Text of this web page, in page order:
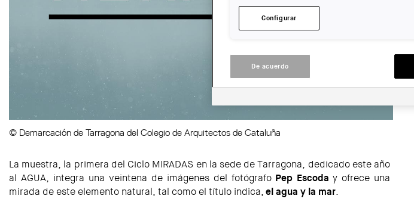
© Demarcación de Tarragona del Colegio de Arquitectos de Cataluña
La muestra, la primera del Ciclo MIRADAS en la sede de Tarragona, dedicado este año
al AGUA, integra una veintena de imágenes del fotógrafo Pep Escoda y ofrece una
mirada de este elemento natural, tal como el título indica,el agua y la mar.
Configurar
De acuerdo